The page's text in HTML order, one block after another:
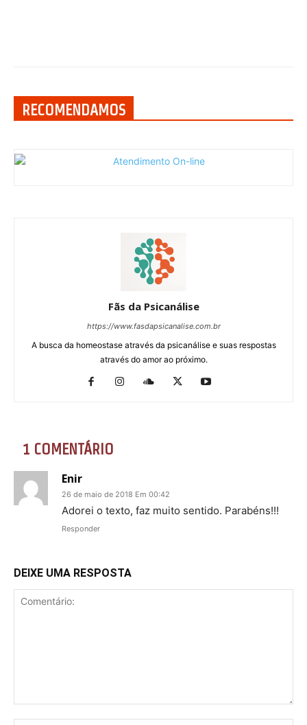
RECOMENDAMOS
Fãs da Psicanálise
https://www.fasdapsicanalise.com.br
A busca da homeostase através da psicanálise e suas respostas
através do amor ao próximo.
1 COMENTÁRIO
Enir
26 de maio de 2018 Em 00:42
Adorei o texto, faz muito sentido. Parabéns!!!
Responder
DEIXE UMA RESPOSTA